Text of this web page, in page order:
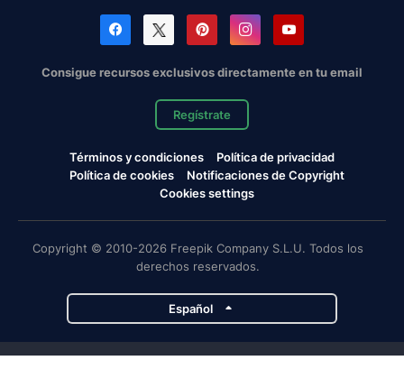
Consigue recursos exclusivos directamente en tu email
Regístrate
Términos y condiciones
Política de privacidad
Política de cookies
Notificaciones de Copyright
Cookies settings
Copyright © 2010-2026 Freepik Company S.L.U. Todos los
derechos reservados.
Español